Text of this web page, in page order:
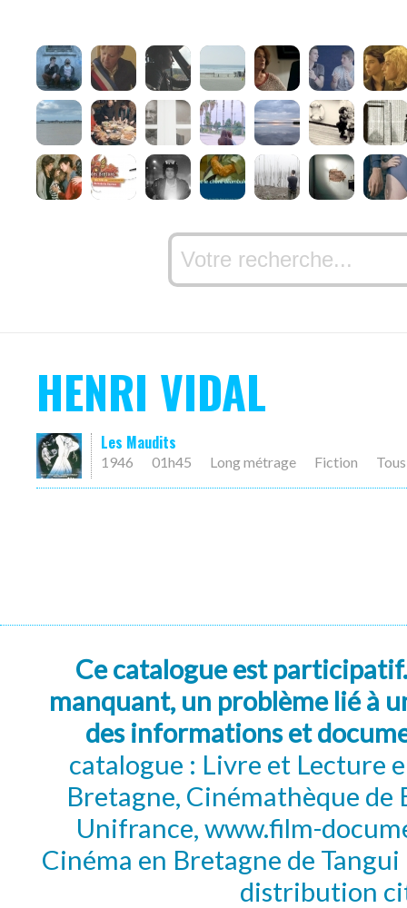
HENRI VIDAL
Les Maudits
1946 01h45 Long métrage Fiction
Ce catalogue est
manquant, un problème lié à
des informations et
catalogue : Livre et Lecture
Bretagne, Cinémathèque de
Unifrance, www.film-
Cinéma en Bretagne de
distribution